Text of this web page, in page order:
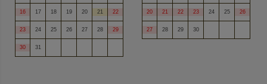
16 17 18 19 20 21 22
23 24 25 26 27 28 29
30 31
20 21 22 23 24 25 26
27 28 29 30